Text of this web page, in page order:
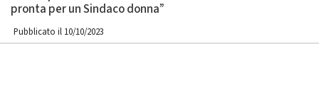
pronta per un Sindaco donna”
Pubblicato il 10/10/2023